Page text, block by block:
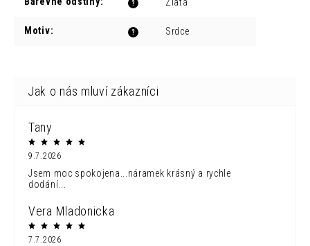
?
?
Motiv: Srdce
Tany
9.7.2026
Jsem moc spokojena...náramek krásný a rychle
dodání...
Vera Mladonicka
7.7.2026